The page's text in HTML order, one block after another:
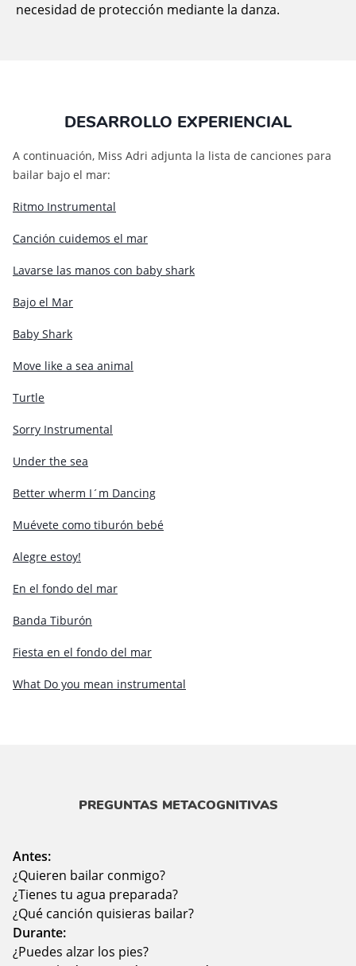
necesidad de protección mediante la danza.
DESARROLLO EXPERIENCIAL
A continuación, Miss Adri adjunta la lista de canciones para
bailar bajo el mar:
Ritmo Instrumental
Canción cuidemos el mar
Lavarse las manos con baby shark
Bajo el Mar
Baby Shark
Move like a sea animal
Turtle
Sorry Instrumental
Under the sea
Better wherm I´m Dancing
Muévete como tiburón bebé
Alegre estoy!
En el fondo del mar
Banda Tiburón
Fiesta en el fondo del mar
What Do you mean instrumental
PREGUNTAS METACOGNITIVAS
Antes:
¿Quieren bailar conmigo?
¿Tienes tu agua preparada?
¿Qué canción quisieras bailar?
Durante:
¿Puedes alzar los pies?